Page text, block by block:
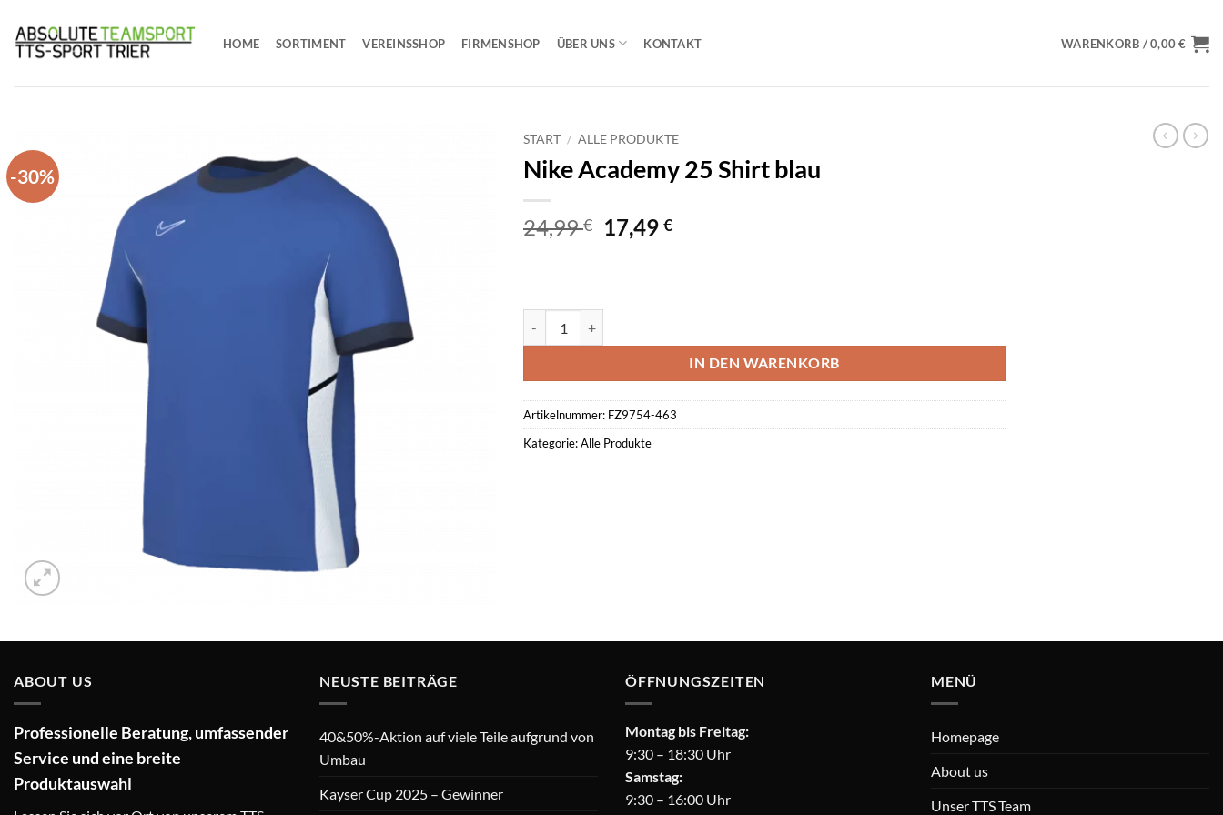
Inhalt
springen
HOME SORTIMENT VEREINSSHOP FIRMENSHOP ÜBER UNS KONTAKT WARENKORB /0,00€
-30%
START / ALLE PRODUKTE
Nike Academy 25 Shirt blau
24,99€
Ursprünglicher
Preis
17,49€Aktueller
IN DEN WARENKORB
Artikelnummer: FZ9754-463
Kategorie:Alle Produkte
ABOUT US
Professionelle Beratung, umfassender
Service und eine breite
Produktauswahl
NEUSTE BEITRÄGE
40&50%-Aktion auf viele Teile aufgrund von
Umbau
Kayser Cup 2025 – Gewinner
ÖFFNUNGSZEITEN
Montag bis Freitag:
9:30 – 18:30 Uhr
Samstag:
9:30 – 16:00 Uhr
MENÜ
Homepage
About us
Unser TTS Team